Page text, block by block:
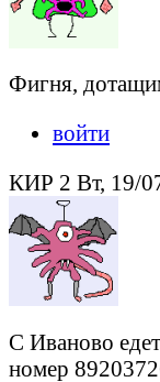
Фигня,
войти
КИР 2 Вт, 19/
C Иваново
номер